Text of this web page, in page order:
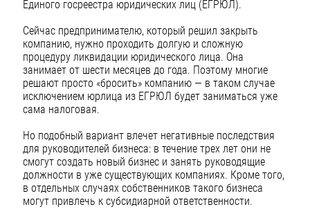
Единого госреестра юридических лиц (ЕГРЮЛ).
Сейчас предпринимателю, который решил закрыть
компанию, нужно проходить долгую и сложную
процедуру ликвидации юридического лица. Она
занимает от шести месяцев до года. Поэтому многие
решают просто «бросить» компанию — в таком случае
исключением юрлица из ЕГРЮЛ будет заниматься уже
сама налоговая.
Но подобный вариант влечет негативные последствия
для руководителей бизнеса: в течение трех лет они не
смогут создать новый бизнес и занять руководящие
должности в уже существующих компаниях. Кроме того,
в отдельных случаях собственников такого бизнеса
могут привлечь к субсидиарной ответственности.